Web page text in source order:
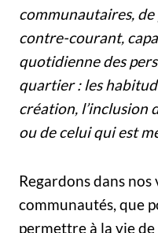
communautaires, de
contre-courant,
quotidienne des
quartier : les
création, l’inclusion
ou de celui qui est
Regardons dans nos
communautés, que
permettre à la vie